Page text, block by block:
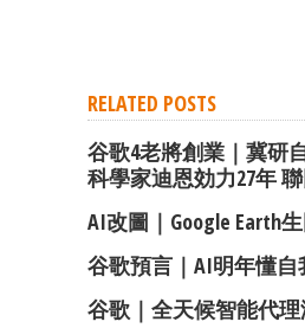
RELATED POSTS
谷歌4老將創業｜冀研
科學家迪恩効力27年
AI改圖｜Google Earth
谷歌預言｜AI明年懂自
谷歌｜全天候智能代